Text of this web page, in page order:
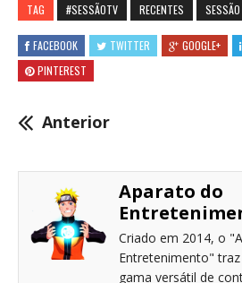
TAG #SESSÃOTV RECENTES
FACEBOOK TWITTER GOOGLE+
PINTEREST
Anterior
Aparato do
Criado em 2014, o
Entretenimento"
gama versátil de